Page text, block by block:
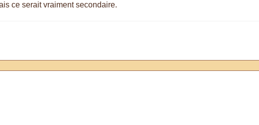
ce serait vraiment secondaire.